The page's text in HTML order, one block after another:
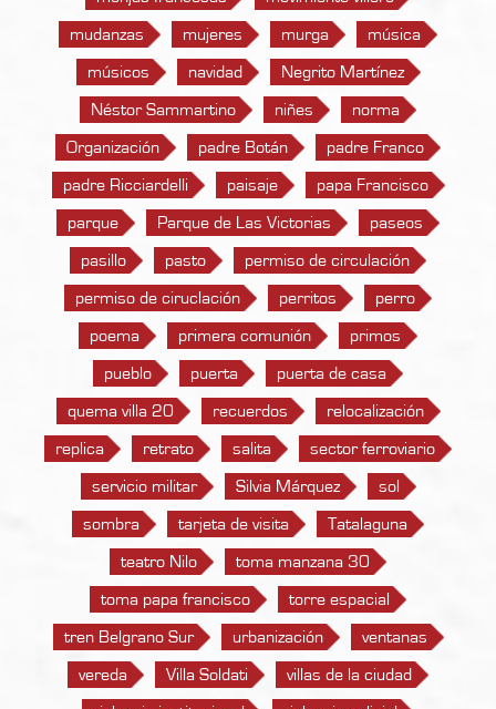
mudanzas mujeres murga música
músicos navidad Negrito Martínez
Néstor Sammartino niñes norma
Organización padre Botán padre Franco
padre Ricciardelli paisaje papa Francisco
parque Parque de Las Victorias paseos
pasillo pasto permiso de circulación
permiso de ciruclación perritos perro
poema primera comunión primos
pueblo puerta puerta de casa
quema villa 20 recuerdos relocalización
replica retrato salita sector ferroviario
servicio militar Silvia Márquez sol
sombra tarjeta de visita Tatalaguna
teatro Nilo toma manzana 30
toma papa francisco torre espacial
tren Belgrano Sur urbanización ventanas
vereda Villa Soldati villas de la ciudad